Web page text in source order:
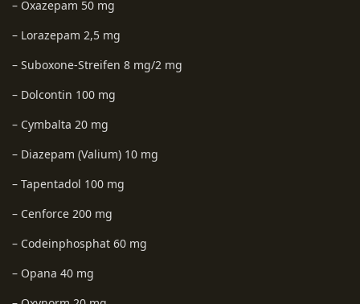
– Oxazepam 50 mg
– Lorazepam 2,5 mg
– Suboxone-Streifen 8 mg/2 mg
– Dolcontin 100 mg
– Cymbalta 20 mg
– Diazepam (Valium) 10 mg
– Tapentadol 100 mg
– Cenforce 200 mg
– Codeinphosphat 60 mg
– Opana 40 mg